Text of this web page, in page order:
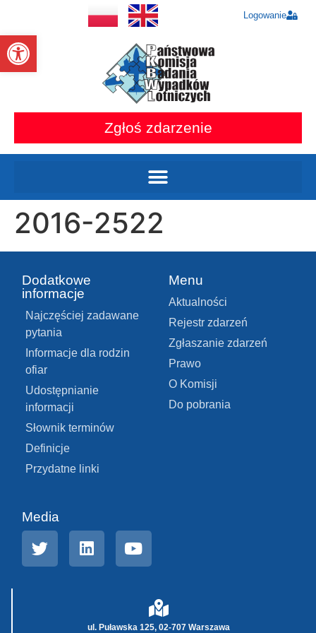
Otwórz pasek narzędzi
Logowanie
Zgłoś zdarzenie
2016-2522
Dodatkowe
informacje
Najczęściej zadawane
pytania
Informacje dla rodzin
ofiar
Udostępnianie
informacji
Słownik terminów
Definicje
Przydatne linki
Menu
Aktualności
Rejestr zdarzeń
Zgłaszanie zdarzeń
Prawo
O Komisji
Do pobrania
Media
ul. Puławska 125, 02-707 Warszawa